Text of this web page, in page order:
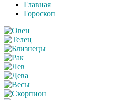
Главная
Гороскоп